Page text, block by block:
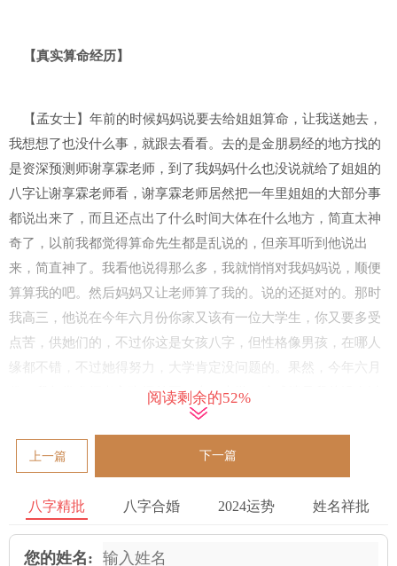
【真实算命经历】
【孟女士】年前的时候妈妈说要去给姐姐算命，让我送她去，
我想想了也没什么事，就跟去看看。去的是金朋易经的地方找的
是资深预测师谢享霖老师，到了我妈妈什么也没说就给了姐姐的
八字让谢享霖老师看，谢享霖老师居然把一年里姐姐的大部分事
都说出来了，而且还点出了什么时间大体在什么地方，简直太神
奇了，以前我都觉得算命先生都是乱说的，但亲耳听到他说出
来，简直神了。我看他说得那么多，我就悄悄对我妈妈说，顺便
算算我的吧。然后妈妈又让老师算了我的。说的还挺对的。那时
我高三，他说在今年六月份你家又该有一位大学生，你又要多受
点苦，供她们的，不过你这是女孩八字，但性格像男孩，在哪人
缘都不错，不过她得努力，大学肯定没问题的。果然，今年六月
份，我超常发挥考入班级前五，上了大学。这成绩是我从没有过
【刘女士】现在我来说说自己的亲身经历吧，大概还是2014年
年初的时候，那时候因为工作不顺心，犹豫着要不要换个工作环
题，就是年龄也不小了，换座城市重新开始不是一件小事，自己
阅读剩余的52%
上一篇 下一篇
八字精批 八字合婚 2024运势 姓名祥批
您的姓名: